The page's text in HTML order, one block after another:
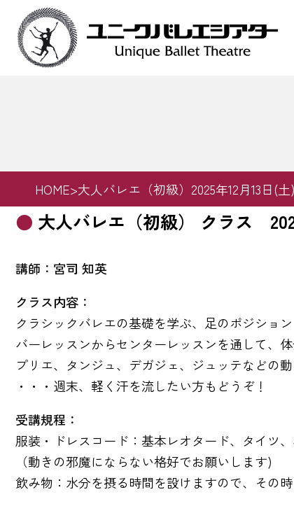
HOME>大人バレエ（初級）2025年12月13日(土
大人バレエ（初級） クラス
講師：宮司 知英
クラス内容：
クラシックバレエの基礎を学ぶ、足のポジショ
バーレッスンからセンターレッスンを通して、
プリエ、タンジュ、デガジェ、ジュッテなどの
・・・週末、軽く汗を流したい方もどうぞ！
受講規程：
服装・ドレスコード：基本レオタード、タイツ
（動きの邪魔にならない格好でお願いします)
飲み物：水分を摂る時間を設けますので、その